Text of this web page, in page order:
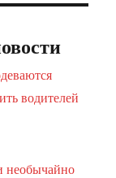
водителей
необычайно